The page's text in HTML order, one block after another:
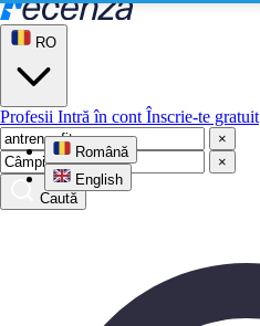
RO
Română
English
Profesii Intră în cont Înscrie-te gratuit
×
×
Caută